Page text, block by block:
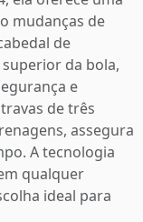
mudanças de
de
da bola,
e
de três
assegura
A tecnologia
qualquer
ideal para